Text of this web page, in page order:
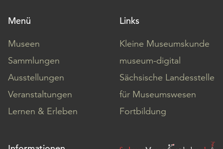
Menü
Museen
Sammlungen
Ausstellungen
Veranstaltungen
Lernen & Erleben
Links
Kleine Museumskunde
museum-digital
Sächsische Landesstelle
für Museumswesen
Fortbildung